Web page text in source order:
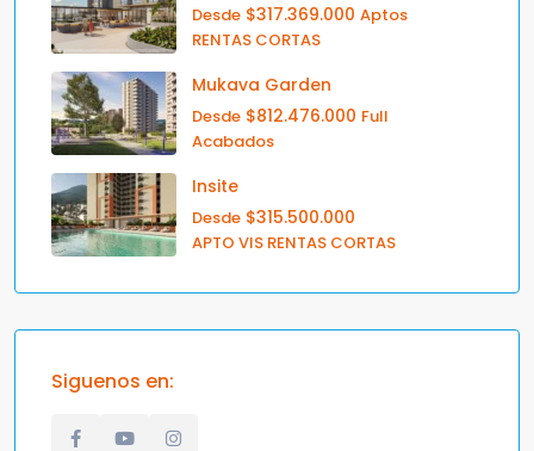
Desde $317.369.000 Aptos
RENTAS CORTAS
Mukava Garden
Desde $812.476.000 Full
Acabados
Insite
Desde $315.500.000
APTO VIS RENTAS CORTAS
Siguenos en: